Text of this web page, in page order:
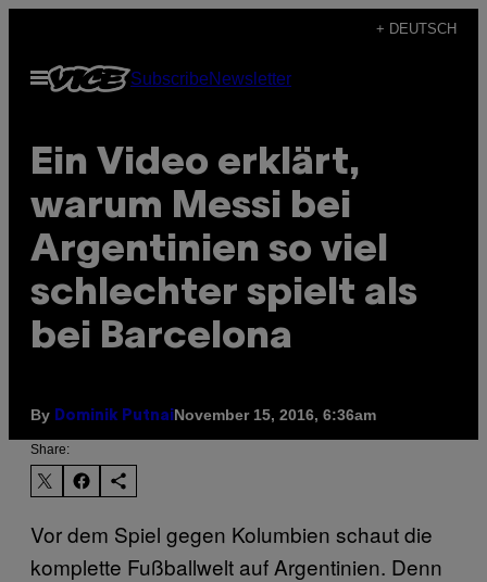
content
+ DEUTSCH
Open
Menu
SubscribeNewsletter
Ein Video erklärt,
warum Messi bei
Argentinien so viel
schlechter spielt als
bei Barcelona
By Dominik PutnaiNovember 15, 2016, 6:36am
Share:
Vor dem Spiel gegen Kolumbien schaut die
komplette Fußballwelt auf Argentinien. Denn